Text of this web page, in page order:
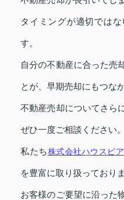
タイミングが適切では
す。
自分の不動産に合った売
とが、早期売却にもつな
不動産売却についてさら
ぜひ一度ご相談ください。
私たち株式会社ハウスピア
を豊富に取り扱っておりま
お客様のご要望に沿った